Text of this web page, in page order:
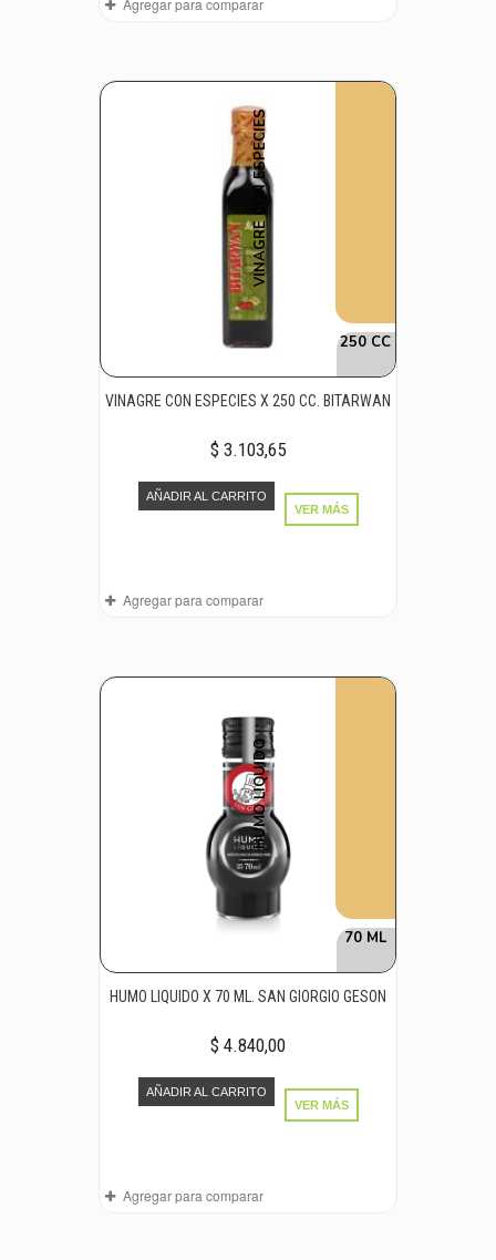
VINAGRE CON ESPECIES
250 CC
VINAGRE CON ESPECIES X 250 CC. BITARWAN
$ 3.103,65
AÑADIR AL CARRITO
VER MÁS
Agregar para comparar
HUMO LIQUIDO
70 ML
HUMO LIQUIDO X 70 ML. SAN GIORGIO GESON
$ 4.840,00
AÑADIR AL CARRITO
VER MÁS
Agregar para comparar